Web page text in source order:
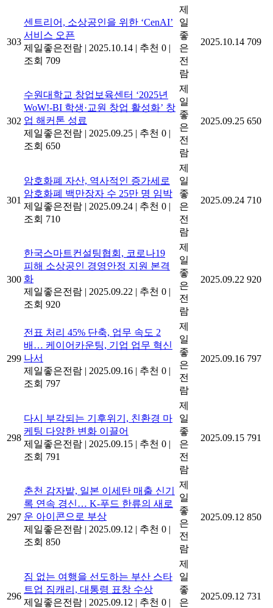
303
센트리어, 소상공인을 위한 ‘CenAI’
서비스 오픈
제일좋은전람 | 2025.10.14 | 추천 0 |
조회 709
제
일
좋
은
전
람
2025.10.14 709
302
수원대학교 창업보육센터 ‘2025년
WoW!-BI 학생·교원 창업 활성화’ 창
업 해커톤 성료
제일좋은전람 | 2025.09.25 | 추천 0 |
조회 650
제
일
좋
은
전
람
2025.09.25 650
301
암호화폐 자산, 역사적인 증가세로
암호화폐 백만장자 수 25만 명 임박
제일좋은전람 | 2025.09.24 | 추천 0 |
조회 710
제
일
좋
은
전
람
2025.09.24 710
300
한국스마트컨설팅협회, 코로나19
피해 소상공인 경영안정 지원 본격
화
제일좋은전람 | 2025.09.22 | 추천 0 |
조회 920
제
일
좋
은
전
람
2025.09.22 920
299
전표 처리 45% 단축, 업무 속도 2
배… 케이어카운팅, 기업 업무 혁신
나서
제일좋은전람 | 2025.09.16 | 추천 0 |
조회 797
제
일
좋
은
전
람
2025.09.16 797
298
다시 부각되는 기후위기, 친환경 마
케팅 다양한 변화 이끌어
제일좋은전람 | 2025.09.15 | 추천 0 |
조회 791
제
일
좋
은
전
람
2025.09.15 791
297
춘천 감자밭, 일본 이세탄 매출 신기
록 연속 경신… K-푸드 한류의 새로
운 아이콘으로 부상
제일좋은전람 | 2025.09.12 | 추천 0 |
조회 850
제
일
좋
은
전
람
2025.09.12 850
296
짐 없는 여행을 선도하는 부산 스타
트업 짐캐리, 대통령 표창 수상
제일좋은전람 | 2025.09.12 | 추천 0 |
제
일
좋
은
2025.09.12 731